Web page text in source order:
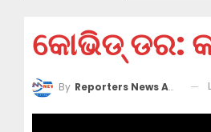
କୋଭିଡ୍ ଡର:
By Reporters News Agency